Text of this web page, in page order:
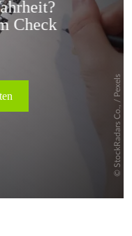
Überspringen